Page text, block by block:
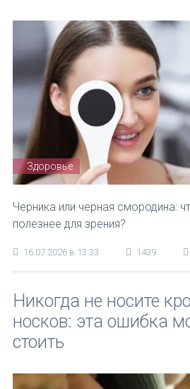
Здоровье
Черника или черная смородина:
полезнее для зрения?
16.07.2026 в 13:33 1439
Никогда не носите
носков: эта ошибка
стоить